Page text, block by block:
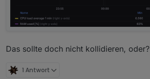
Das sollte doch nicht kollidieren, oder?
1 Antwort